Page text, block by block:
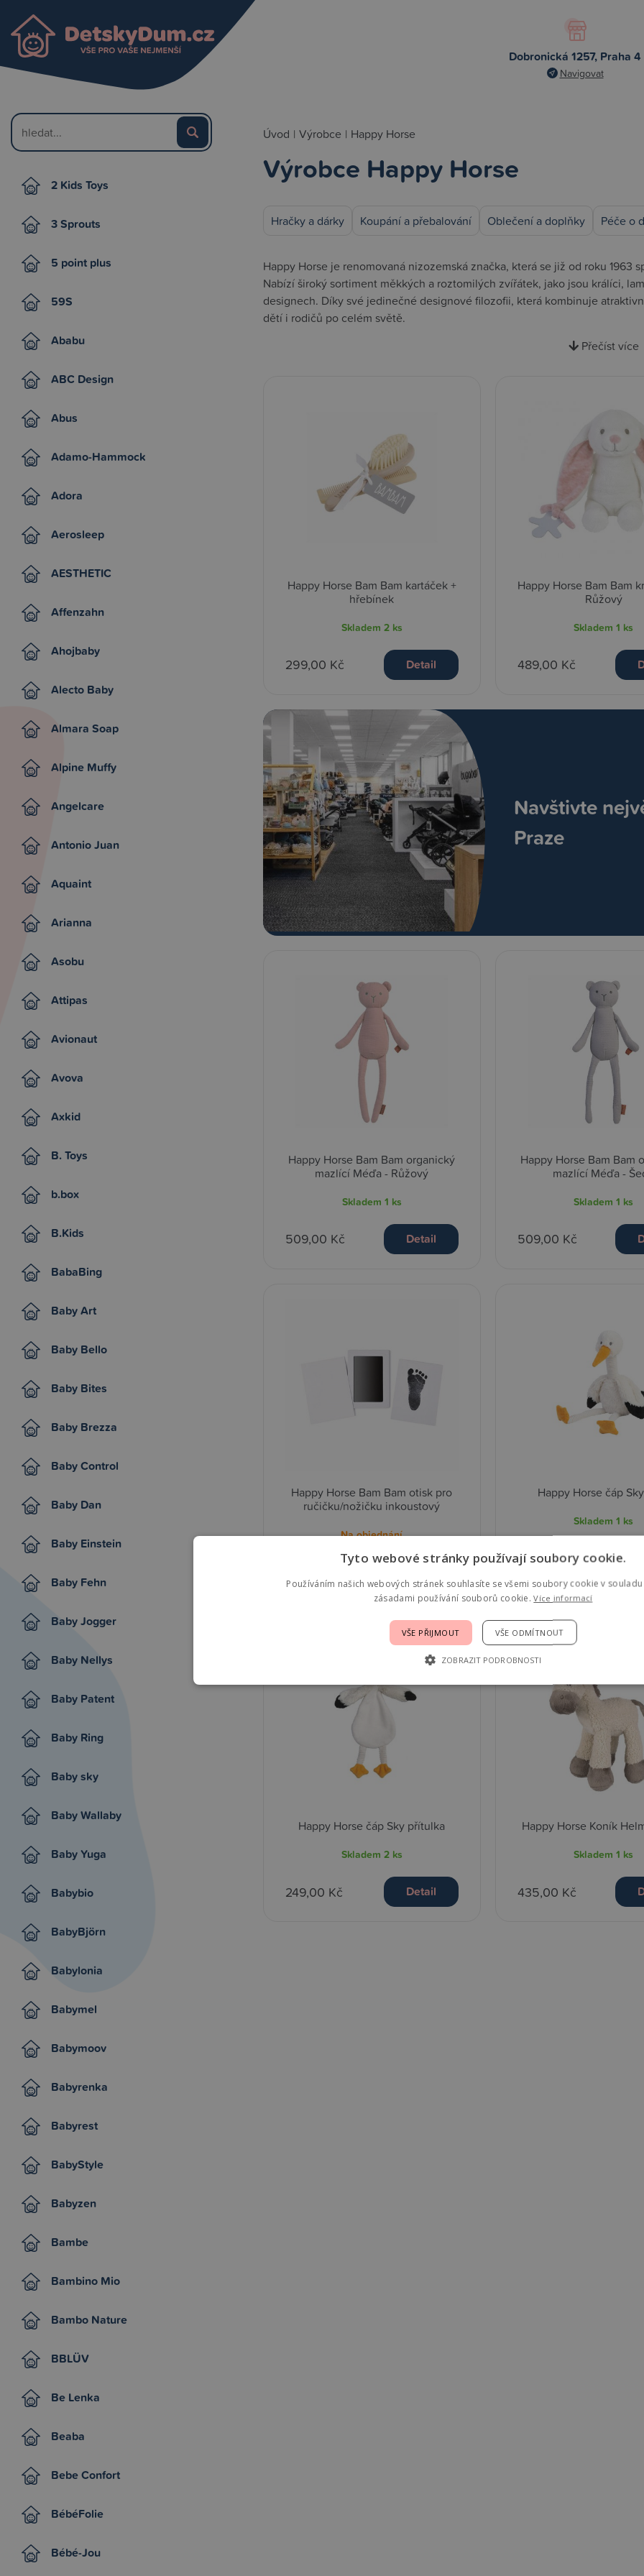
Dobronická 1257, Praha 4
Navigovat
2 Kids Toys
3 Sprouts
5 point plus
59S
Ababu
ABC Design
Abus
Adamo-Hammock
Adora
Aerosleep
AESTHETIC
Affenzahn
Ahojbaby
Alecto Baby
Almara Soap
Alpine Muffy
Angelcare
Antonio Juan
Aquaint
Arianna
Asobu
Attipas
Avionaut
Avova
Axkid
B. Toys
b.box
B.Kids
BabaBing
Baby Art
Baby Bello
Baby Bites
Baby Brezza
Baby Control
Baby Dan
Baby Einstein
Baby Fehn
Baby Jogger
Baby Nellys
Baby Patent
Baby Ring
Baby sky
Baby Wallaby
Baby Yuga
Babybio
BabyBjörn
Babylonia
Babymel
Babymoov
Babyrenka
Babyrest
BabyStyle
Babyzen
Bambe
Bambino Mio
Bambo Nature
BBLÜV
Be Lenka
Beaba
Bebe Confort
BébéFolie
Bébé-Jou
Úvod | Výrobce | Happy Horse
Výrobce Happy Horse
Hračky a dárky Koupání a přebalování Oblečení a doplňky Péče o
Happy Horse je renomovaná nizozemská značka, která se již od roku
Nabízí široký sortiment měkkých a roztomilých zvířátek, jako jsou králíci,
designech. Díky své jedinečné designové filozofii, která kombinuje
dětí i rodičů po celém světě.
Přečíst více
Navštivte
Praze
Happy Horse Bam Bam kartáček +
hřebínek
Skladem 2 ks
299,00 Kč Detail
Happy Horse Bam Bam
Růžový
Skladem1 ks
489,00 Kč
Happy Horse Bam Bam organický
mazlící Méďa - Růžový
Skladem 1 ks
509,00 Kč Detail
Happy Horse Bam Bam
mazlící Méďa -
Skladem1 ks
509,00 Kč
Happy Horse Bam Bam otisk pro
ručičku/nožičku inkoustový
Na objednání
Happy Horse čáp
Skladem1 ks
319,00 Kč
Happy Horse čáp Sky přítulka
Skladem 2 ks
249,00 Kč Detail
Happy Horse Koník
Skladem1 ks
435,00 Kč
Tyto webové stránky používají soubory cookie.
Používáním našich webových stránek souhlasíte se všemi soubory cookie v
zásadami používání souborů cookie.Více informací
VŠE PŘIJMOUT VŠE ODMÍTNOUT
ZOBRAZIT PODROBNOSTI